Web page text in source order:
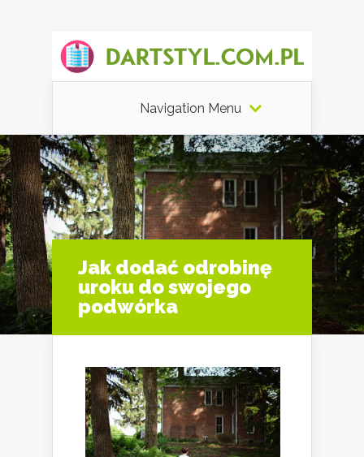
Navigation Menu
Jak dodać odrobinę
uroku do swojego
podwórka